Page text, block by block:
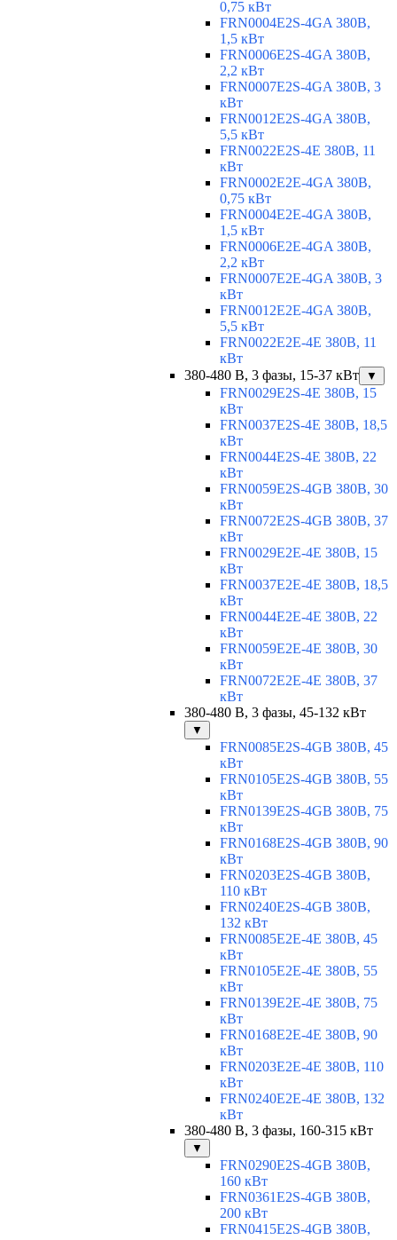
0,75 кВт
FRN0004E2S-4GA 380В,
1,5 кВт
FRN0006E2S-4GA 380В,
2,2 кВт
FRN0007E2S-4GA 380В, 3
кВт
FRN0012E2S-4GA 380В,
5,5 кВт
FRN0022E2S-4E 380В, 11
кВт
FRN0002E2E-4GA 380В,
0,75 кВт
FRN0004E2E-4GA 380В,
1,5 кВт
FRN0006E2E-4GA 380В,
2,2 кВт
FRN0007E2E-4GA 380В, 3
кВт
FRN0012E2E-4GA 380В,
5,5 кВт
FRN0022E2E-4E 380В, 11
кВт
380-480 В, 3 фазы, 15-37 кВт
▼
FRN0029E2S-4E 380В, 15
кВт
FRN0037E2S-4E 380В, 18,5
кВт
FRN0044E2S-4E 380В, 22
кВт
FRN0059E2S-4GB 380В, 30
кВт
FRN0072E2S-4GB 380В, 37
кВт
FRN0029E2E-4E 380В, 15
кВт
FRN0037E2E-4E 380В, 18,5
кВт
FRN0044E2E-4E 380В, 22
кВт
FRN0059E2E-4E 380В, 30
кВт
FRN0072E2E-4E 380В, 37
кВт
380-480 В, 3 фазы, 45-132 кВт
▼
FRN0085E2S-4GB 380В, 45
кВт
FRN0105E2S-4GB 380В, 55
кВт
FRN0139E2S-4GB 380В, 75
кВт
FRN0168E2S-4GB 380В, 90
кВт
FRN0203E2S-4GB 380В,
110 кВт
FRN0240E2S-4GB 380В,
132 кВт
FRN0085E2E-4E 380В, 45
кВт
FRN0105E2E-4E 380В, 55
кВт
FRN0139E2E-4E 380В, 75
кВт
FRN0168E2E-4E 380В, 90
кВт
FRN0203E2E-4E 380В, 110
кВт
FRN0240E2E-4E 380В, 132
кВт
380-480 В, 3 фазы, 160-315 кВт
▼
FRN0290E2S-4GB 380В,
160 кВт
FRN0361E2S-4GB 380В,
200 кВт
FRN0415E2S-4GB 380В,